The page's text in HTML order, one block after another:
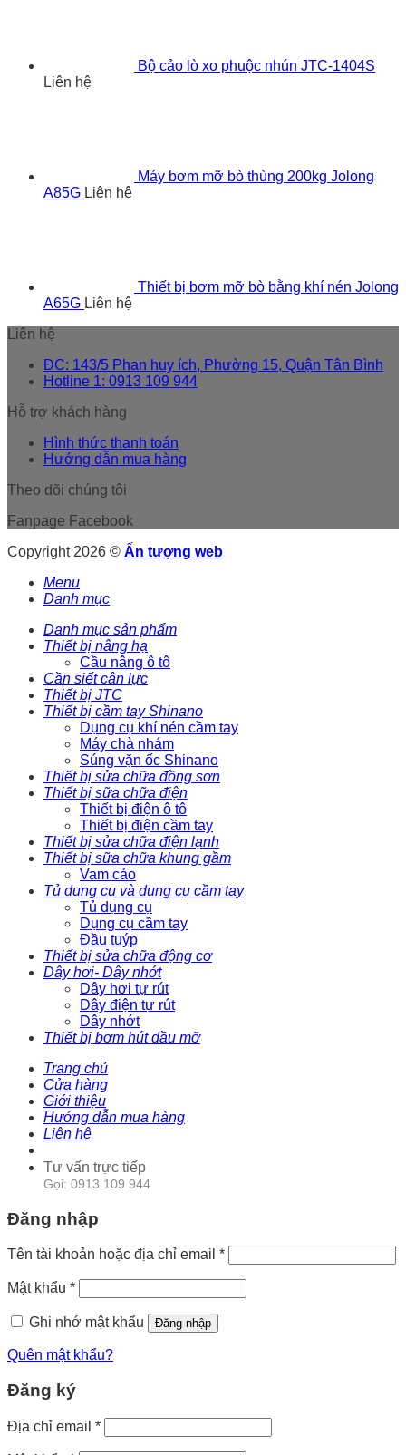
Bộ cảo lò xo phuộc nhún JTC-1404S
Liên hệ
Máy bơm mỡ bò thùng 200kg Jolong
A85G Liên hệ
Thiết bị bơm mỡ bò bằng khí nén Jolong
A65G Liên hệ
Liên hệ
ĐC: 143/5 Phan huy ích, Phường 15, Quận Tân Bình
Hotline 1: 0913 109 944
Hỗ trợ khách hàng
Hình thức thanh toán
Hướng dẫn mua hàng
Theo dõi chúng tôi
Fanpage Facebook
Copyright 2026 © Ấn tượng web
Menu
Danh mục
Danh mục sản phẩm
Thiết bị nâng hạ
Cầu nâng ô tô
Cần siết cân lực
Thiết bị JTC
Thiết bị cầm tay Shinano
Dụng cụ khí nén cầm tay
Máy chà nhám
Súng vặn ốc Shinano
Thiết bị sửa chữa đồng sơn
Thiết bị sữa chữa điện
Thiết bị điện ô tô
Thiết bị điện cầm tay
Thiết bị sửa chữa điện lạnh
Thiết bị sữa chữa khung gầm
Vam cảo
Tủ dụng cụ và dụng cụ cầm tay
Tủ dụng cụ
Dụng cụ cầm tay
Đầu tuýp
Thiết bị sửa chữa động cơ
Dây hơi- Dây nhớt
Dây hơi tự rút
Dây điện tự rút
Dây nhớt
Thiết bị bơm hút dầu mỡ
Trang chủ
Cửa hàng
Giới thiệu
Hướng dẫn mua hàng
Liên hệ
Tư vấn trực tiếp
Gọi: 0913 109 944
Đăng nhập
Tên tài khoản hoặc địa chỉ email *
Mật khẩu *
Ghi nhớ mật khẩu Đăng nhập
Quên mật khẩu?
Đăng ký
Địa chỉ email *